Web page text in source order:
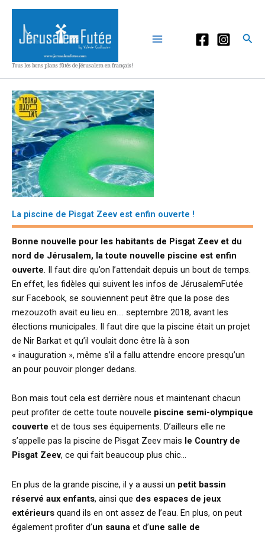
Aller
contenu
Tous les bons plans fûtés de Jérusalem en français!
La piscine de Pisgat Zeev est enfin ouverte !
Bonne nouvelle pour les habitants de Pisgat Zeev et du
nord de Jérusalem, la toute nouvelle piscine est enfin
ouverte . Il faut dire qu’on l’attendait depuis un bout de temps.
En effet, les fidèles qui suivent les infos de JérusalemFutée
sur Facebook, se souviennent peut être que la pose des
mezouzoth avait eu lieu en…. septembre 2018, avant les
élections municipales. Il faut dire que la piscine était un projet
de Nir Barkat et qu’il voulait donc être là à son
« inauguration », même s’il a fallu attendre encore presqu’un
an pour pouvoir plonger dedans.
Bon mais tout cela est derrière nous et maintenant chacun
peut profiter de cette toute nouvelle piscine semi-olympique
couverte et de tous ses équipements. D’ailleurs elle ne
s’appelle pas la piscine de Pisgat Zeev mais le Country de
Pisgat Zeev, ce qui fait beaucoup plus chic…
En plus de la grande piscine, il y a aussi un petit bassin
réservé aux enfants, ainsi que des espaces de jeux
extérieurs quand ils en ont assez de l’eau. En plus, on peut
également profiter d’un sauna et d’une salle de